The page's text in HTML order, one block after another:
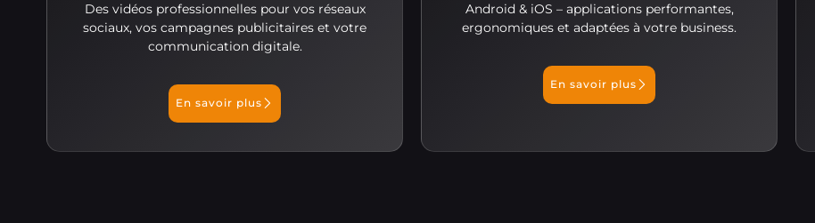
Des vidéos professionnelles pour vos réseaux
sociaux, vos campagnes publicitaires et votre
communication digitale.
En savoir plus
Android & iOS – applications performantes,
ergonomiques et adaptées à votre business.
En savoir plus